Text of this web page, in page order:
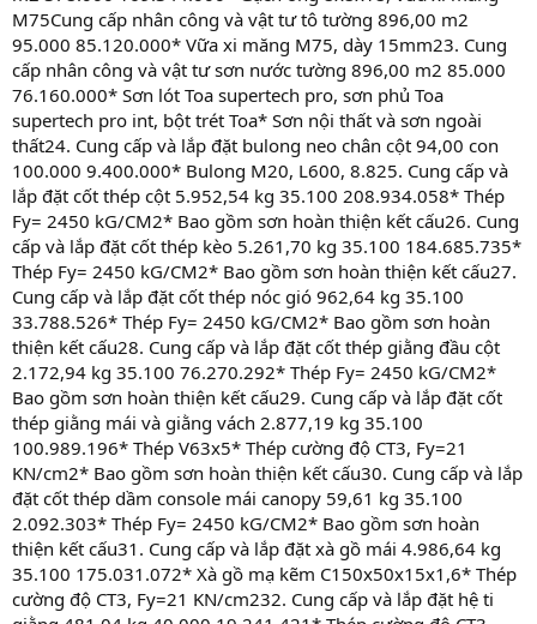
M75Cung cấp nhân công và vật tư tô tường 896,00 m2
95.000 85.120.000* Vữa xi măng M75, dày 15mm23. Cung
cấp nhân công và vật tư sơn nước tường 896,00 m2 85.000
76.160.000* Sơn lót Toa supertech pro, sơn phủ Toa
supertech pro int, bột trét Toa* Sơn nội thất và sơn ngoài
thất24. Cung cấp và lắp đặt bulong neo chân cột 94,00 con
100.000 9.400.000* Bulong M20, L600, 8.825. Cung cấp và
lắp đặt cốt thép cột 5.952,54 kg 35.100 208.934.058* Thép
Fy= 2450 kG/CM2* Bao gồm sơn hoàn thiện kết cấu26. Cung
cấp và lắp đặt cốt thép kèo 5.261,70 kg 35.100 184.685.735*
Thép Fy= 2450 kG/CM2* Bao gồm sơn hoàn thiện kết cấu27.
Cung cấp và lắp đặt cốt thép nóc gió 962,64 kg 35.100
33.788.526* Thép Fy= 2450 kG/CM2* Bao gồm sơn hoàn
thiện kết cấu28. Cung cấp và lắp đặt cốt thép giằng đầu cột
2.172,94 kg 35.100 76.270.292* Thép Fy= 2450 kG/CM2*
Bao gồm sơn hoàn thiện kết cấu29. Cung cấp và lắp đặt cốt
thép giằng mái và giằng vách 2.877,19 kg 35.100
100.989.196* Thép V63x5* Thép cường độ CT3, Fy=21
KN/cm2* Bao gồm sơn hoàn thiện kết cấu30. Cung cấp và lắp
đặt cốt thép dầm console mái canopy 59,61 kg 35.100
2.092.303* Thép Fy= 2450 kG/CM2* Bao gồm sơn hoàn
thiện kết cấu31. Cung cấp và lắp đặt xà gồ mái 4.986,64 kg
35.100 175.031.072* Xà gồ mạ kẽm C150x50x15x1,6* Thép
cường độ CT3, Fy=21 KN/cm232. Cung cấp và lắp đặt hệ ti